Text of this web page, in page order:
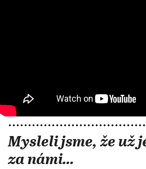
Mysleli jsme, že už
za námi…